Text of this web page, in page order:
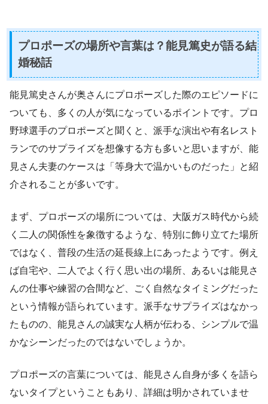
プロポーズの場所や言葉は？能見篤史が語る結
婚秘話
能見篤史さんが奥さんにプロポーズした際のエピソードに
ついても、多くの人が気になっているポイントです。プロ
野球選手のプロポーズと聞くと、派手な演出や有名レスト
ランでのサプライズを想像する方も多いと思いますが、能
見さん夫妻のケースは「等身大で温かいものだった」と紹
介されることが多いです。
まず、プロポーズの場所については、大阪ガス時代から続
く二人の関係性を象徴するような、特別に飾り立てた場所
ではなく、普段の生活の延長線上にあったようです。例え
ば自宅や、二人でよく行く思い出の場所、あるいは能見さ
んの仕事や練習の合間など、ごく自然なタイミングだった
という情報が語られています。派手なサプライズはなかっ
たものの、能見さんの誠実な人柄が伝わる、シンプルで温
かなシーンだったのではないでしょうか。
プロポーズの言葉については、能見さん自身が多くを語ら
ないタイプということもあり、詳細は明かされていませ